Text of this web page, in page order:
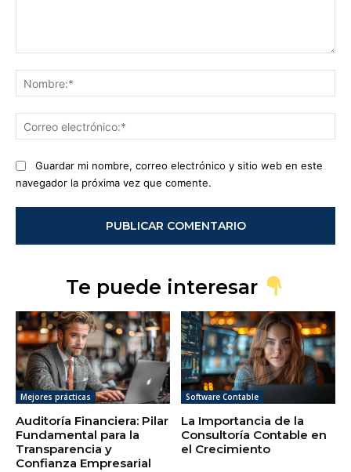
Guardar mi nombre, correo electrónico y sitio web en este
navegador la próxima vez que comente.
Te puede interesar
Mejores prácticas
Auditoría Financiera: Pilar
Fundamental para la
Transparencia y
Confianza Empresarial
Software Contable
La Importancia de la
Consultoría Contable en
el Crecimiento